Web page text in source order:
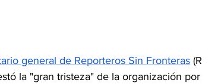
general de Reporteros Sin Fronteras
la "gran tristeza" de la organización por